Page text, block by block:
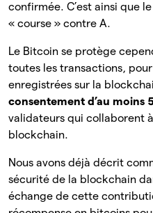
confirmée. C’est ainsi que
« course » contre A.
Le Bitcoin se protège
toutes les transactions,
enregistrées sur la
consentement d’au moins
validateurs qui collaborent
blockchain.
Nous avons déjà décrit
sécurité de la blockchain
échange de cette